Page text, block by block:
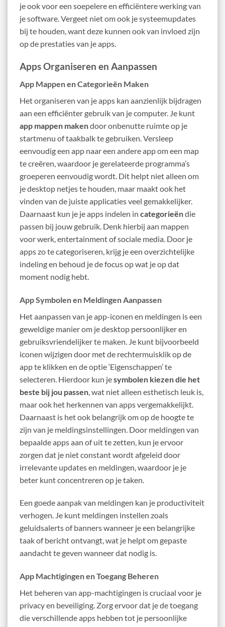
je ook voor een soepelere en efficiëntere werking van
je software. Vergeet niet om ook je systeemupdates
bij te houden, want deze kunnen ook van invloed zijn
op de prestaties van je apps.
Apps Organiseren en Aanpassen
App Mappen en Categorieën Maken
Het organiseren van je apps kan aanzienlijk bijdragen
aan een efficiënter gebruik van je computer. Je kunt
app mappen makendoor onbenutte ruimte op je
startmenu of taakbalk te gebruiken. Versleep
eenvoudig een app naar een andere app om een map
te creëren, waardoor je gerelateerde programma’s
groeperen eenvoudig wordt. Dit helpt niet alleen om
je desktop netjes te houden, maar maakt ook het
vinden van de juiste applicaties veel gemakkelijker.
Daarnaast kun je je apps indelen in categorieëndie
passen bij jouw gebruik. Denk hierbij aan mappen
voor werk, entertainment of sociale media. Door je
apps zo te categoriseren, krijg je een overzichtelijke
indeling en behoud je de focus op wat je op dat
moment nodig hebt.
App Symbolen en Meldingen Aanpassen
Het aanpassen van je app-iconen en meldingen is een
geweldige manier om je desktop persoonlijker en
gebruiksvriendelijker te maken. Je kunt bijvoorbeeld
iconen wijzigen door met de rechtermuisklik op de
app te klikken en de optie ‘Eigenschappen’ te
selecteren. Hierdoor kun jesymbolen kiezen die het
beste bij jou passen , wat niet alleen esthetisch leuk is,
maar ook het herkennen van apps vergemakkelijkt.
Daarnaast is het ook belangrijk om op de hoogte te
zijn van je meldingsinstellingen. Door meldingen van
bepaalde apps aan of uit te zetten, kun je ervoor
zorgen dat je niet constant wordt afgeleid door
irrelevante updates en meldingen, waardoor je je
beter kunt concentreren op je taken.
Een goede aanpak van meldingen kan je productiviteit
verhogen. Je kunt meldingen instellen zoals
geluidsalerts of banners wanneer je een belangrijke
taak of bericht ontvangt, wat je helpt om gepaste
aandacht te geven wanneer dat nodig is.
App Machtigingen en Toegang Beheren
Het beheren van app-machtigingen is cruciaal voor je
privacy en beveiliging. Zorg ervoor dat je de toegang
die verschillende apps hebben tot je persoonlijke